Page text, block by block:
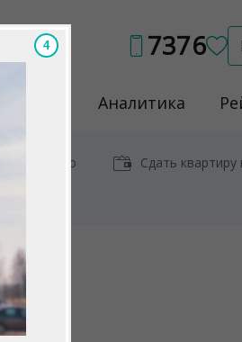
7376
Аналитика
у метро Сдать квартиру
2